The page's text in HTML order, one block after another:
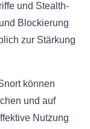
und Stealth-
Blockierung
zur Stärkung
können
und auf
Nutzung